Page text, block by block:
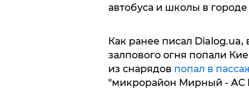
автобуса и школы в
Как ранее писал Dialog.ua,
залпового огня попали
из снарядов попал в
"микрорайон Мирный - АС